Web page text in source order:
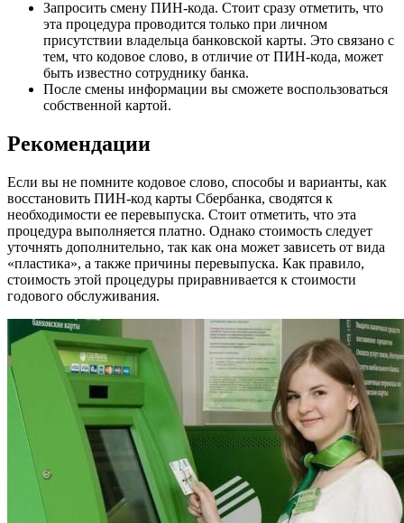
Запросить смену ПИН-кода. Стоит сразу отметить, что
эта процедура проводится только при личном
присутствии владельца банковской карты. Это связано с
тем, что кодовое слово, в отличие от ПИН-кода, может
быть известно сотруднику банка.
После смены информации вы сможете воспользоваться
собственной картой.
Рекомендации
Если вы не помните кодовое слово, способы и варианты, как
восстановить ПИН-код карты Сбербанка, сводятся к
необходимости ее перевыпуска. Стоит отметить, что эта
процедура выполняется платно. Однако стоимость следует
уточнять дополнительно, так как она может зависеть от вида
«пластика», а также причины перевыпуска. Как правило,
стоимость этой процедуры приравнивается к стоимости
годового обслуживания.